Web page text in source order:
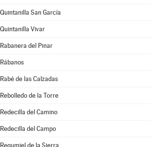
Quintanilla San García
Quintanilla Vivar
Rabanera del Pinar
Rábanos
Rabé de las Calzadas
Rebolledo de la Torre
Redecilla del Camino
Redecilla del Campo
Regumiel de la Sierra